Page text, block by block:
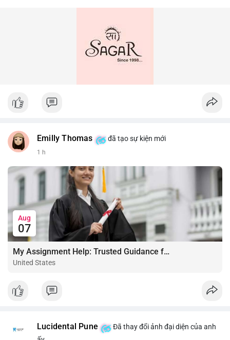
Emilly Thomas đã tạo sự kiện mới
1 h
Aug
07
My Assignment Help: Trusted Guidance for Academic Excellence
United States
Lucidental Pune
Đã thay đổi ảnh đại diện của anh